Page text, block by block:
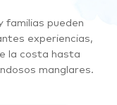
familias pueden
experiencias,
la costa hasta
manglares.